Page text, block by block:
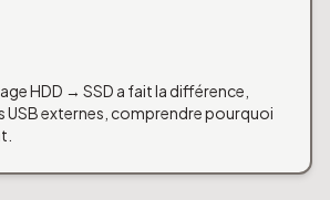
HDD → SSD a fait la différence,
USB externes, comprendre pourquoi